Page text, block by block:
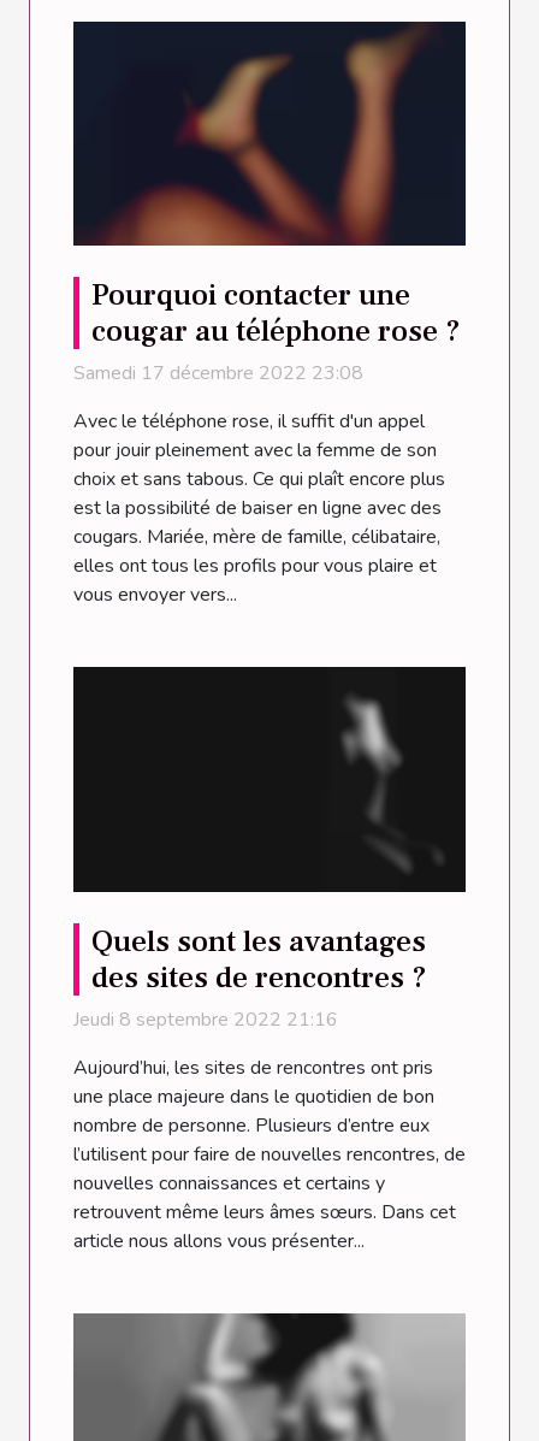
Pourquoi contacter une
cougar au téléphone rose ?
Samedi 17 décembre 2022 23:08
Avec le téléphone rose, il suffit d'un appel
pour jouir pleinement avec la femme de son
choix et sans tabous. Ce qui plaît encore plus
est la possibilité de baiser en ligne avec des
cougars. Mariée, mère de famille, célibataire,
elles ont tous les profils pour vous plaire et
vous envoyer vers...
Quels sont les avantages
des sites de rencontres ?
Jeudi 8 septembre 2022 21:16
Aujourd’hui, les sites de rencontres ont pris
une place majeure dans le quotidien de bon
nombre de personne. Plusieurs d’entre eux
l’utilisent pour faire de nouvelles rencontres, de
nouvelles connaissances et certains y
retrouvent même leurs âmes sœurs. Dans cet
article nous allons vous présenter...